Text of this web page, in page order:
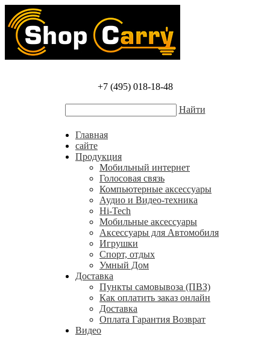
+7 (495) 018-18-48
Найти
Главная
сайте
Продукция
Мобильный интернет
Голосовая связь
Компьютерные аксессуары
Аудио и Видео-техника
Hi-Tech
Мобильные аксессуары
Аксессуары для Автомобиля
Игрушки
Спорт, отдых
Умный Дом
Доставка
Пункты самовывоза (ПВЗ)
Как оплатить заказ онлайн
Доставка
Оплата Гарантия Возврат
Видео